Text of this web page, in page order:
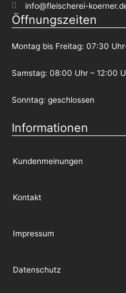
info@fleischerei-
Öffnungszeiten
Montag bis Freitag: 07:30
Samstag: 08:00 Uhr – 12:00
Sonntag: geschlossen
Informationen
Kundenmeinungen
Kontakt
Impressum
Datenschutz